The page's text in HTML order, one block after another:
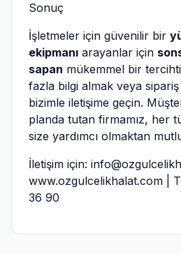
Sonuç
İşletmeler için güvenilir bir
ekipmanı arayanlar için
sapan mükemmel bir
fazla bilgi almak veya
bizimle iletişime geçin.
planda tutan firmamız, her
size yardımcı olmaktan
İletişim için:
www.ozgulcelikhalat.com |
36 90